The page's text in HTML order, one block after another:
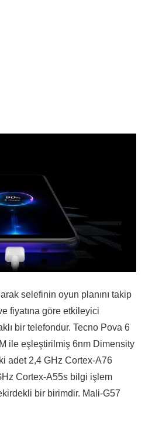
selefinin oyun planını takip
fiyatına göre etkileyici
bir telefondur. Tecno Pova 6
ile eşleştirilmiş 6nm Dimensity
adet 2,4 GHz Cortex-A76
Cortex-A55s bilgi işlem
bir birimdir. Mali-G57